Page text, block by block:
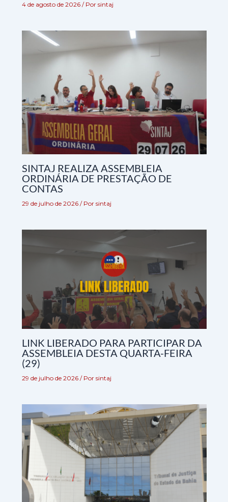
4 de agosto de 2026 / Por sintaj
SINTAJ REALIZA ASSEMBLEIA
ORDINÁRIA DE PRESTAÇÃO DE
CONTAS
29 de julho de 2026 / Por sintaj
LINK LIBERADO PARA PARTICIPAR DA
ASSEMBLEIA DESTA QUARTA-FEIRA
(29)
29 de julho de 2026 / Por sintaj